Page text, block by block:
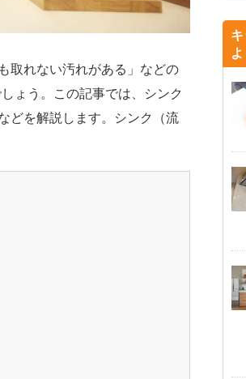
取れない汚れがある」などの
ょう。この記事では、シンク
どを解説します。シンク（流